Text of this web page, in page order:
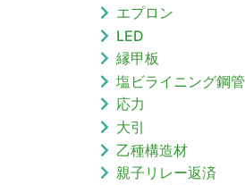
エプロン
LED
縁甲板
塩ビライニング鋼管
応力
大引
乙種構造材
親子リレー返済